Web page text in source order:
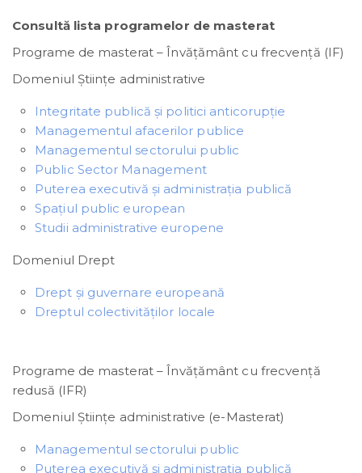
Consultă lista programelor de masterat
Programe de masterat – Învățământ cu frecvență (IF)
Domeniul Științe administrative
Integritate publică și politici anticorupție
Managementul afacerilor publice
Managementul sectorului public
Public Sector Management
Puterea executivă și administrația publică
Spațiul public european
Studii administrative europene
Domeniul Drept
Drept și guvernare europeană
Dreptul colectivităților locale
Programe de masterat – Învățământ cu frecvență
redusă (IFR)
Domeniul Științe administrative (e-Masterat)
Managementul sectorului public
Puterea executivă și administrația publică